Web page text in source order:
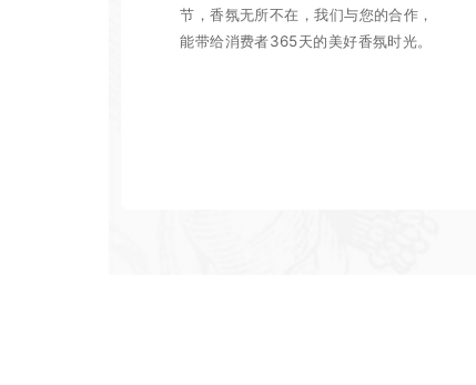
节，香氛无所不在，我们与您的合作，
能带给消费者365天的美好香氛时光。